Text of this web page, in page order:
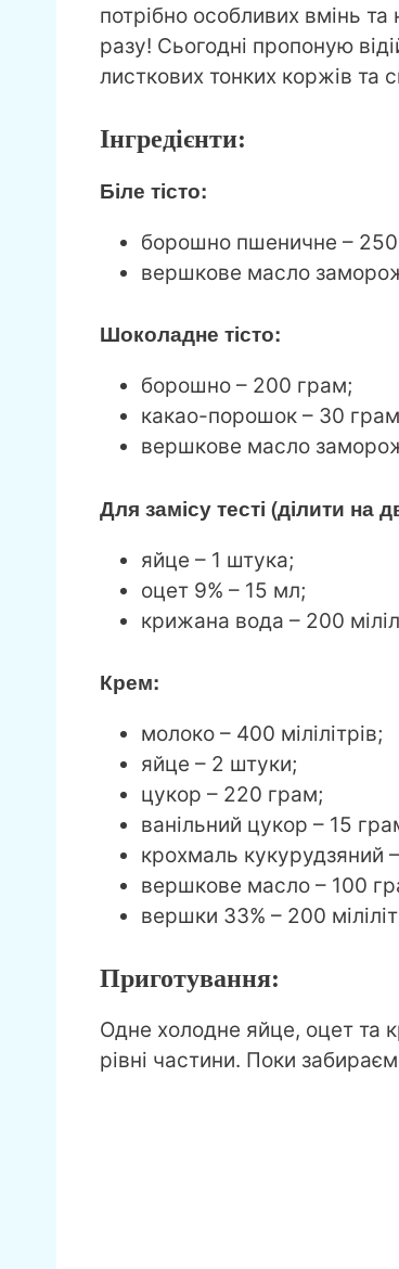
потрібно особливих вмінь
разу! Сьогодні пропоную
листкових тонких коржів та
Інгредієнти:
Біле тісто:
борошно пшеничне –
вершкове масло
Шоколадне тісто:
борошно – 200 грам;
какао-порошок – 30
вершкове масло
Для замісу тесті (ділити на
яйце – 1 штука;
оцет 9% – 15 мл;
крижана вода – 200
Крем:
молоко – 400 мілілітрів;
яйце – 2 штуки;
цукор – 220 грам;
ванільний цукор – 15
крохмаль кукурудзяний
вершкове масло – 100
вершки 33% – 200
Приготування:
Одне холодне яйце, оцет та
рівні частини. Поки